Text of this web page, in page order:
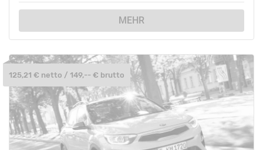
MEHR
125,21 € netto / 149,-- € brutto